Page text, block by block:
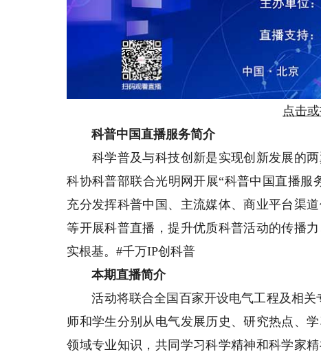
点击
科普中国直播服务简介
科学普及与科技创新是实现创新发展的两
科协科普部联合光明网开展“科普中国直播服
充分发挥科普中国、主流媒体、商业平台渠
等开展科普直播，提升优质科普活动的传播
实根基。#千万IP创科普
本期直播简介
活动将联合全国百家开设电气工程及相关
师和学生分别从电气发展历史、研究热点、
领域专业知识，共同学习科学精神和科学家